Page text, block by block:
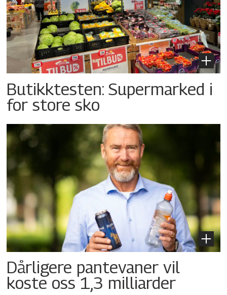
Butikktesten: Supermarked i
for store sko
Dårligere pantevaner vil
koste oss 1,3 milliarder